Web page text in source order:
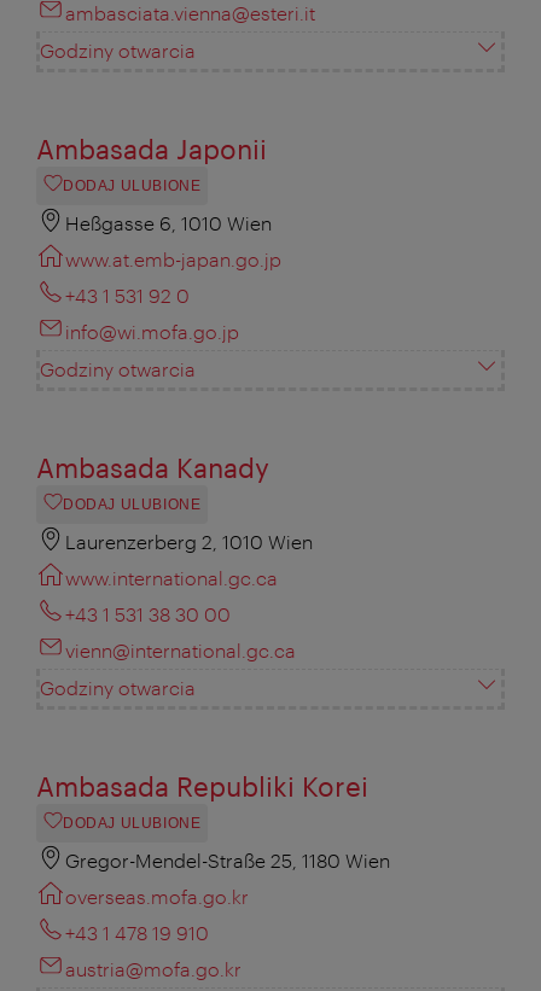
ambasciata.vienna@esteri.it
Godziny otwarcia
Ambasada Japonii
DODAJ ULUBIONE
Heßgasse 6, 1010 Wien
www.at.emb-japan.go.jp
+43 1 531 92 0
info@wi.mofa.go.jp
Godziny otwarcia
Ambasada Kanady
DODAJ ULUBIONE
Laurenzerberg 2, 1010 Wien
www.international.gc.ca
+43 1 531 38 30 00
vienn@international.gc.ca
Godziny otwarcia
Ambasada Republiki Korei
DODAJ ULUBIONE
Gregor-Mendel-Straße 25, 1180 Wien
overseas.mofa.go.kr
+43 1 478 19 910
austria@mofa.go.kr